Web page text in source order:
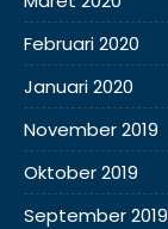
Februari 2020
Januari 2020
November 2019
Oktober 2019
September 2019